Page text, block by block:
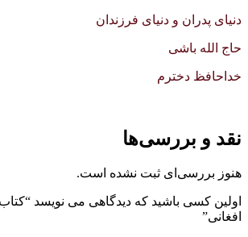
دنیای پدران و دنیای فرزندان
حاج الل‍ه باشی
خداحافظ دخت‍رم
نقد و بررسی‌ها
هنوز بررسی‌ای ثبت نشده است.
اولین کسی باشید که دیدگاهی می نویسد
افغانی”